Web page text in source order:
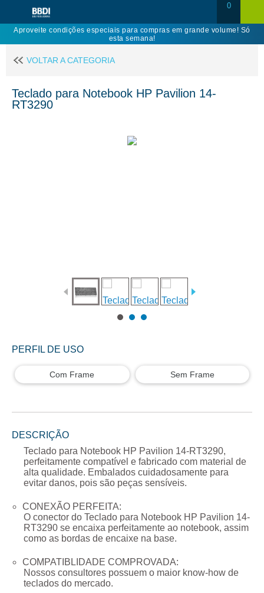
0
Aproveite condições especiais para compras em grande volume! Só
esta semana!
VOLTAR A CATEGORIA
Teclado para Notebook HP Pavilion 14-
RT3290
PERFIL DE USO
Com Frame Sem Frame
DESCRIÇÃO
Teclado para Notebook HP Pavilion 14-RT3290,
perfeitamente compatível e fabricado com material de
alta qualidade. Embalados cuidadosamente para
evitar danos, pois são peças sensíveis.
CONEXÃO PERFEITA:
O conector do Teclado para Notebook HP Pavilion 14-
RT3290 se encaixa perfeitamente ao notebook, assim
como as bordas de encaixe na base.
COMPATIBLIDADE COMPROVADA:
Nossos consultores possuem o maior know-how de
teclados do mercado.